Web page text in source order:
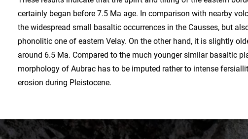
certainly began before 7.5 Ma age. In comparison with nearby
the widespread small basaltic occurrences in the Causses, but
phonolitic one of eastern Velay. On the other hand, it is slightly
around 6.5 Ma. Compared to the much younger similar basaltic
morphology of Aubrac has to be imputed rather to intense
erosion during Pleistocene.